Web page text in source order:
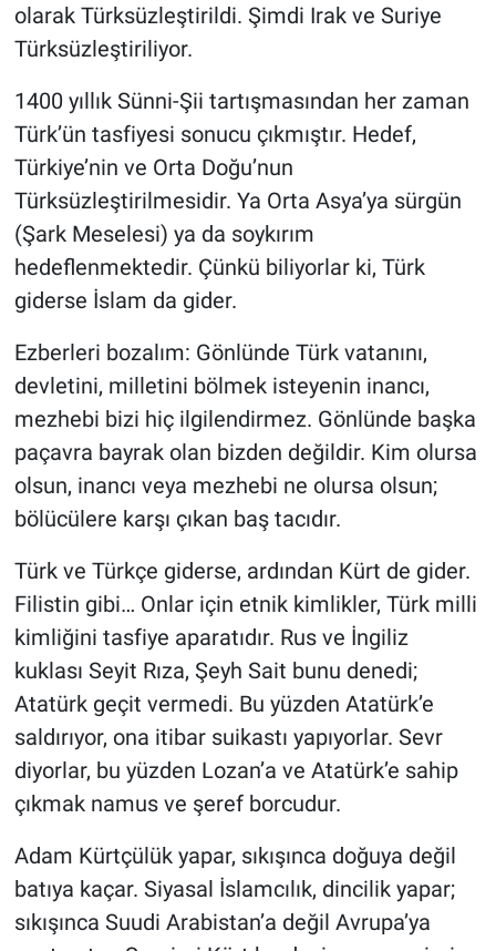
olarak Türksüzleştirildi. Şimdi Irak ve Suriye
Türksüzleştiriliyor.
1400 yıllık Sünni-Şii tartışmasından her zaman
Türk’ün tasfiyesi sonucu çıkmıştır. Hedef,
Türkiye’nin ve Orta Doğu’nun
Türksüzleştirilmesidir. Ya Orta Asya’ya sürgün
(Şark Meselesi) ya da soykırım
hedeflenmektedir. Çünkü biliyorlar ki, Türk
giderse İslam da gider.
Ezberleri bozalım: Gönlünde Türk vatanını,
devletini, milletini bölmek isteyenin inancı,
mezhebi bizi hiç ilgilendirmez. Gönlünde başka
paçavra bayrak olan bizden değildir. Kim olursa
olsun, inancı veya mezhebi ne olursa olsun;
bölücülere karşı çıkan baş tacıdır.
Türk ve Türkçe giderse, ardından Kürt de gider.
Filistin gibi… Onlar için etnik kimlikler, Türk milli
kimliğini tasfiye aparatıdır. Rus ve İngiliz
kuklası Seyit Rıza, Şeyh Sait bunu denedi;
Atatürk geçit vermedi. Bu yüzden Atatürk’e
saldırıyor, ona itibar suikastı yapıyorlar. Sevr
diyorlar, bu yüzden Lozan’a ve Atatürk’e sahip
çıkmak namus ve şeref borcudur.
Adam Kürtçülük yapar, sıkışınca doğuya değil
batıya kaçar. Siyasal İslamcılık, dincilik yapar;
sıkışınca Suudi Arabistan’a değil Avrupa’ya